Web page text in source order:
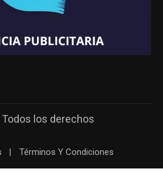
los derechos
Términos Y Condiciones